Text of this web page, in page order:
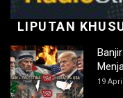
LIPUTAN
19